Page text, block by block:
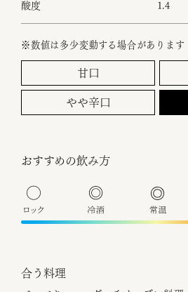
おすすめの飲み方
◎
合う料理
酸度 1.4
※数値は多少変動する場合があります
甘口
やや辛口